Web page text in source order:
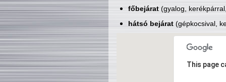
főbejárat(gyalog,
hátsó bejárat(gépkocsival,
This page